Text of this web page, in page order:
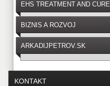
EHS TREATMENT AND CURE
BIZNIS A ROZVOJ
ARKADIJPETROV.SK
KONTAKT